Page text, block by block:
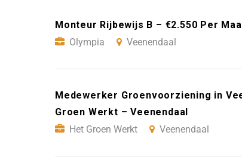
Monteur Rijbewijs B – €2.550 Per
Olympia
Veenendaal
Medewerker Groenvoorziening in
Groen Werkt – Veenendaal
Het Groen Werkt
Veenendaal